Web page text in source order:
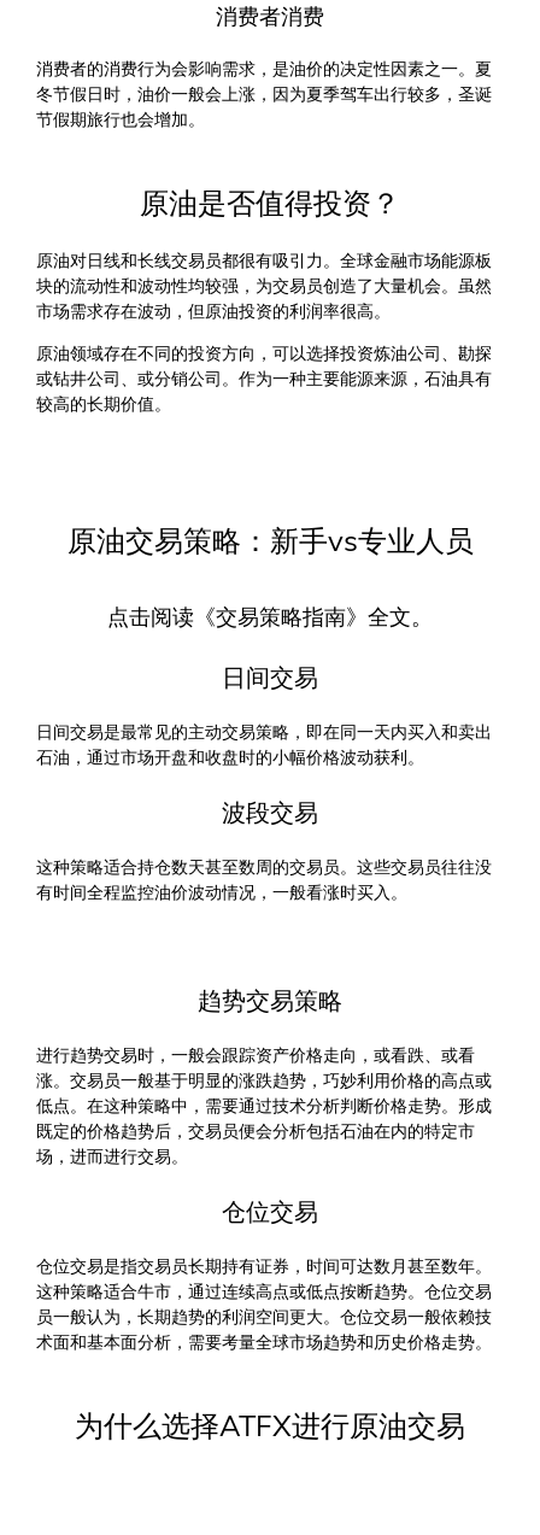
消费者消费
消费者的消费行为会影响需求，是油价的决定性因素之一。夏
冬节假日时，油价一般会上涨，因为夏季驾车出行较多，圣诞
节假期旅行也会增加。
原油是否值得投资？
原油对日线和长线交易员都很有吸引力。全球金融市场能源板
块的流动性和波动性均较强，为交易员创造了大量机会。虽然
市场需求存在波动，但原油投资的利润率很高。
原油领域存在不同的投资方向，可以选择投资炼油公司、勘探
或钻井公司、或分销公司。作为一种主要能源来源，石油具有
较高的长期价值。
原油交易策略：新手vs专业人员
点击阅读《交易策略指南》全文。
日间交易
日间交易是最常见的主动交易策略，即在同一天内买入和卖出
石油，通过市场开盘和收盘时的小幅价格波动获利。
波段交易
这种策略适合持仓数天甚至数周的交易员。这些交易员往往没
有时间全程监控油价波动情况，一般看涨时买入。
趋势交易策略
进行趋势交易时，一般会跟踪资产价格走向，或看跌、或看
涨。交易员一般基于明显的涨跌趋势，巧妙利用价格的高点或
低点。在这种策略中，需要通过技术分析判断价格走势。形成
既定的价格趋势后，交易员便会分析包括石油在内的特定市
场，进而进行交易。
仓位交易
仓位交易是指交易员长期持有证券，时间可达数月甚至数年。
这种策略适合牛市，通过连续高点或低点按断趋势。仓位交易
员一般认为，长期趋势的利润空间更大。仓位交易一般依赖技
术面和基本面分析，需要考量全球市场趋势和历史价格走势。
为什么选择ATFX进行原油交易